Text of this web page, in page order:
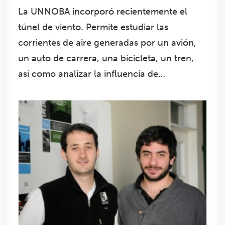
La UNNOBA incorporó recientemente el
túnel de viento. Permite estudiar las
corrientes de aire generadas por un avión,
un auto de carrera, una bicicleta, un tren,
así como analizar la influencia de…